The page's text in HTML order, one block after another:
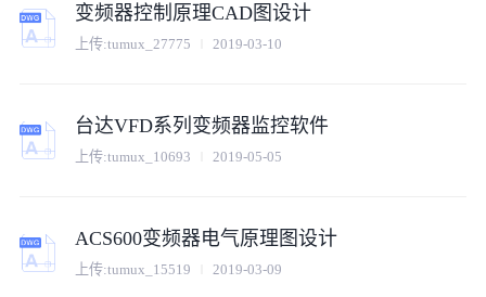
变频器控制原理CAD图设计
上传:tumux_27775 2019-03-10
台达VFD系列变频器监控软件
上传:tumux_10693 2019-05-05
ACS600变频器电气原理图设计
上传:tumux_15519 2019-03-09